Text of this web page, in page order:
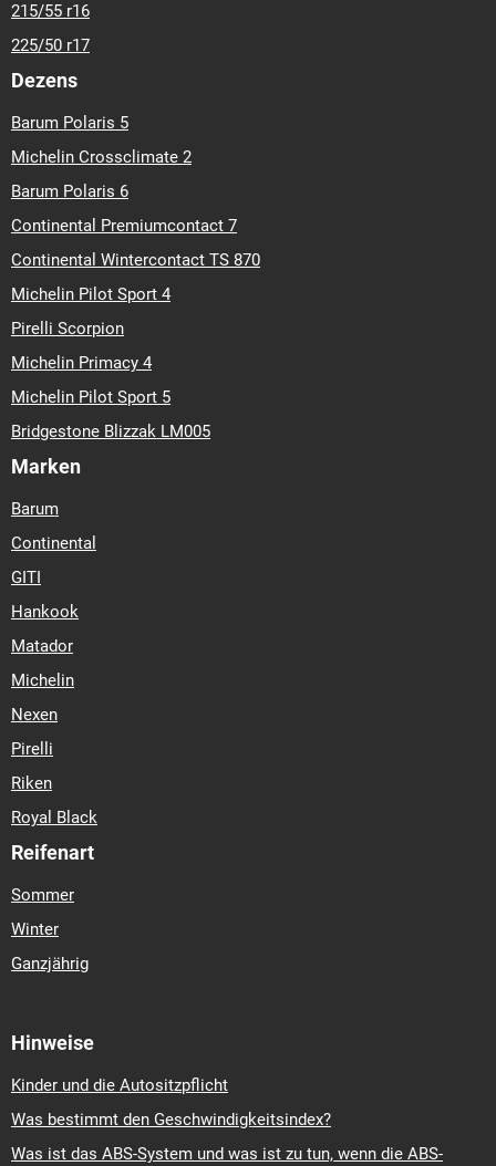
215/55 r16
225/50 r17
Dezens
Barum Polaris 5
Michelin Crossclimate 2
Barum Polaris 6
Continental Premiumcontact 7
Continental Wintercontact TS 870
Michelin Pilot Sport 4
Pirelli Scorpion
Michelin Primacy 4
Michelin Pilot Sport 5
Bridgestone Blizzak LM005
Marken
Barum
Continental
GITI
Hankook
Matador
Michelin
Nexen
Pirelli
Riken
Royal Black
Reifenart
Sommer
Winter
Ganzjährig
Hinweise
Kinder und die Autositzpflicht
Was bestimmt den Geschwindigkeitsindex?
Was ist das ABS-System und was ist zu tun, wenn die ABS-